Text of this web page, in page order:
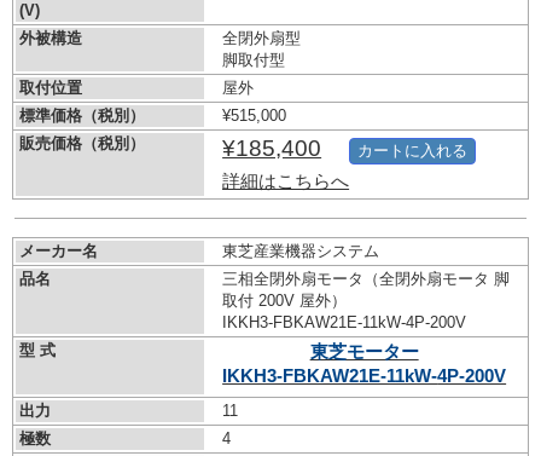
(V)
外被構造
全閉外扇型
脚取付型
取付位置
屋外
標準価格（税別）
¥515,000
販売価格（税別）
¥185,400
詳細はこちらへ
カートに入れる
メーカー名
東芝産業機器システム
品名
三相全閉外扇モータ（全閉外扇モータ 脚
取付 200V 屋外）
IKKH3-FBKAW21E-11kW-4P-200V
型 式
東芝モーター
IKKH3-FBKAW21E-11kW-4P-200V
出力
11
極数
4